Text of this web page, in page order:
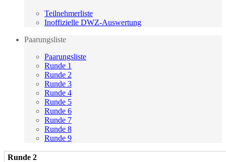
Teilnehmerliste
Inoffizielle DWZ-Auswertung
Paarungsliste
Paarungsliste
Runde 1
Runde 2
Runde 3
Runde 4
Runde 5
Runde 6
Runde 7
Runde 8
Runde 9
Runde 2